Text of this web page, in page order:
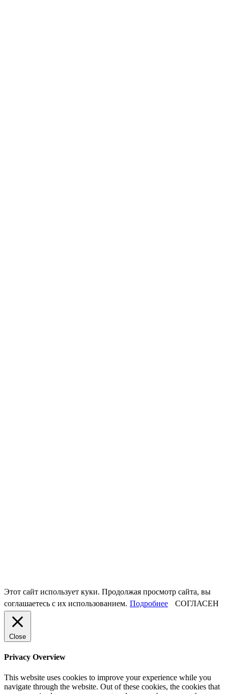
Этот сайт использует куки. Продолжая просмотр сайта, вы
соглашаетесь с их использованием. Подробнее СОГЛАСЕН
Close
Privacy Overview
This website uses cookies to improve your experience while you
navigate through the website. Out of these cookies, the cookies that